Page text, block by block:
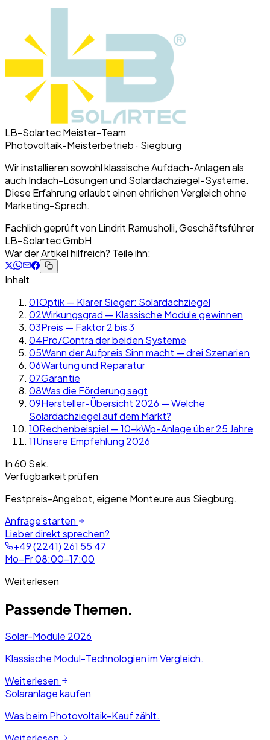
LB-Solartec Meister-Team
Photovoltaik-Meisterbetrieb · Siegburg
Wir installieren sowohl klassische Aufdach-Anlagen als
auch Indach-Lösungen und Solardachziegel-Systeme.
Diese Erfahrung erlaubt einen ehrlichen Vergleich ohne
Marketing-Sprech.
Fachlich geprüft von Lindrit Ramusholli, Geschäftsführer
LB-Solartec GmbH
War der Artikel hilfreich? Teile ihn:
Inhalt
01Optik — Klarer Sieger: Solardachziegel
02Wirkungsgrad — Klassische Module gewinnen
03Preis — Faktor 2 bis 3
04Pro/Contra der beiden Systeme
05Wann der Aufpreis Sinn macht — drei Szenarien
06Wartung und Reparatur
07Garantie
08Was die Förderung sagt
09Hersteller-Übersicht 2026 — Welche
Solardachziegel auf dem Markt?
10Rechenbeispiel — 10-kWp-Anlage über 25 Jahre
11Unsere Empfehlung 2026
In 60 Sek.
Verfügbarkeit prüfen
Festpreis-Angebot, eigene Monteure aus Siegburg.
Anfrage starten
Lieber direkt sprechen?
+49 (2241) 261 55 47
Mo–Fr 08:00–17:00
Weiterlesen
Passende Themen.
Solar-Module 2026
Klassische Modul-Technologien im Vergleich.
Weiterlesen
Solaranlage kaufen
Was beim Photovoltaik-Kauf zählt.